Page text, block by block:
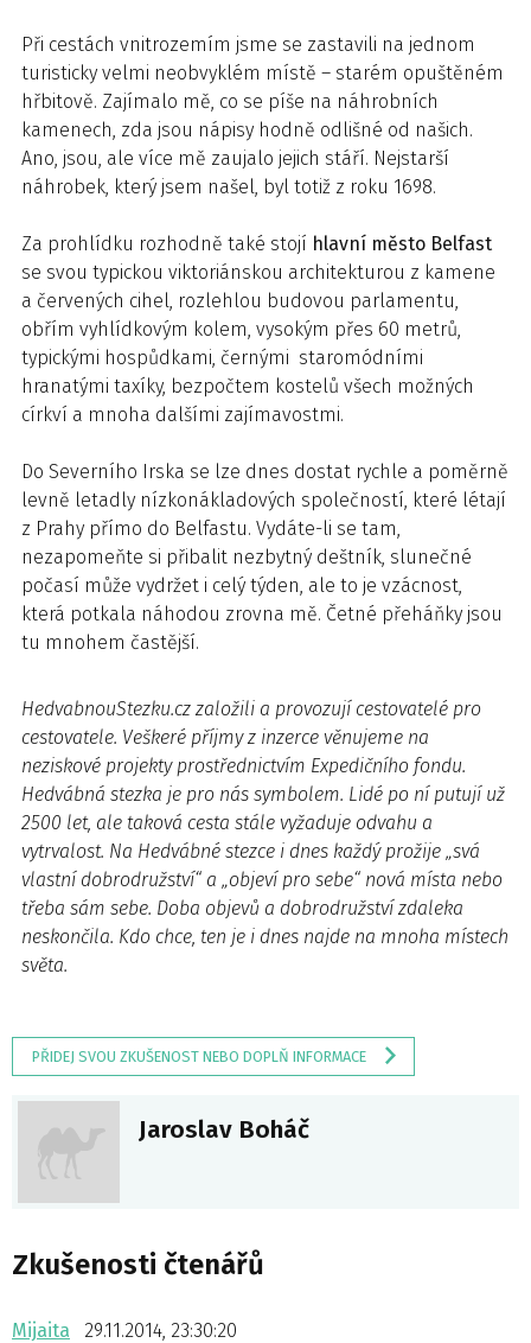
Při cestách vnitrozemím jsme se zastavili na jednom
turisticky velmi neobvyklém místě – starém opuštěném
hřbitově. Zajímalo mě, co se píše na náhrobních
kamenech, zda jsou nápisy hodně odlišné od našich.
Ano, jsou, ale více mě zaujalo jejich stáří. Nejstarší
náhrobek, který jsem našel, byl totiž z roku 1698.
Za prohlídku rozhodně také stojí hlavní město Belfast
se svou typickou viktoriánskou architekturou z kamene
a červených cihel, rozlehlou budovou parlamentu,
obřím vyhlídkovým kolem, vysokým přes 60 metrů,
typickými hospůdkami, černými staromódními
hranatými taxíky, bezpočtem kostelů všech možných
církví a mnoha dalšími zajímavostmi.
Do Severního Irska se lze dnes dostat rychle a poměrně
levně letadly nízkonákladových společností, které létají
z Prahy přímo do Belfastu. Vydáte-li se tam,
nezapomeňte si přibalit nezbytný deštník, slunečné
počasí může vydržet i celý týden, ale to je vzácnost,
která potkala náhodou zrovna mě. Četné přeháňky jsou
tu mnohem častější.
HedvabnouStezku.cz založili a provozují cestovatelé pro
cestovatele. Veškeré příjmy z inzerce věnujeme na
neziskové projekty prostřednictvím Expedičního fondu.
Hedvábná stezka je pro nás symbolem. Lidé po ní putují už
2500 let, ale taková cesta stále vyžaduje odvahu a
vytrvalost. Na Hedvábné stezce i dnes každý prožije „svá
vlastní dobrodružství“ a „objeví pro sebe“ nová místa nebo
třeba sám sebe. Doba objevů a dobrodružství zdaleka
neskončila. Kdo chce, ten je i dnes najde na mnoha místech
světa.
PŘIDEJ SVOU ZKUŠENOST NEBO DOPLŇ INFORMACE
Jaroslav Boháč
Zkušenosti čtenářů
Mijaita
29.11.2014, 23:30:20